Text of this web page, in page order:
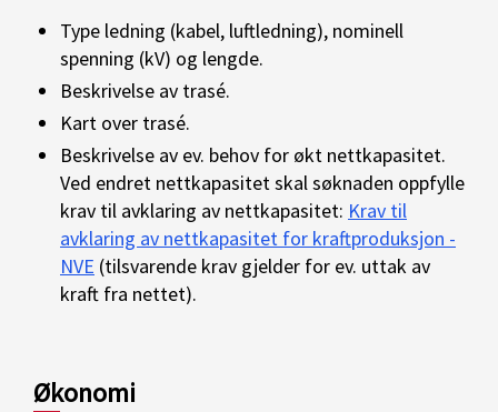
Type ledning (kabel, luftledning), nominell
spenning (kV) og lengde.
Beskrivelse av trasé.
Kart over trasé.
Beskrivelse av ev. behov for økt nettkapasitet.
Ved endret nettkapasitet skal søknaden oppfylle
krav til avklaring av nettkapasitet: Krav til
avklaring av nettkapasitet for kraftproduksjon -
NVE (tilsvarende krav gjelder for ev. uttak av
kraft fra nettet).
Økonomi